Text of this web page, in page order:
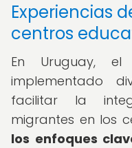
Experiencias
centros
En Uruguay,
implementado
facilitar la
migrantes en los
los enfoques